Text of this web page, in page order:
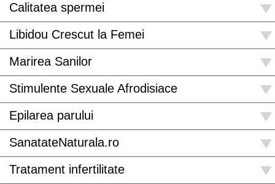
Calitatea spermei
Libidou Crescut la Femei
Marirea Sanilor
Stimulente Sexuale Afrodisiace
Epilarea parului
SanatateNaturala.ro
Tratament infertilitate